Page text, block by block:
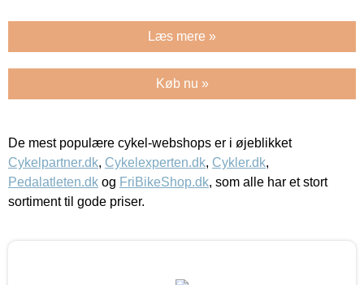
Læs mere »
Køb nu »
De mest populære cykel-webshops er i øjeblikket
Cykelpartner.dk, Cykelexperten.dk, Cykler.dk,
Pedalatleten.dk og FriBikeShop.dk, som alle har et stort
sortiment til gode priser.